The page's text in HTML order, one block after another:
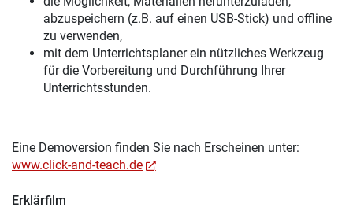
abzuspeichern (z.B. auf einen USB-Stick) und offline
zu verwenden,
mit dem Unterrichtsplaner ein nützliches Werkzeug
für die Vorbereitung und Durchführung Ihrer
Unterrichtsstunden.
Eine Demoversion finden Sie nach Erscheinen unter:
www.click-and-teach.de
Erklärfilm